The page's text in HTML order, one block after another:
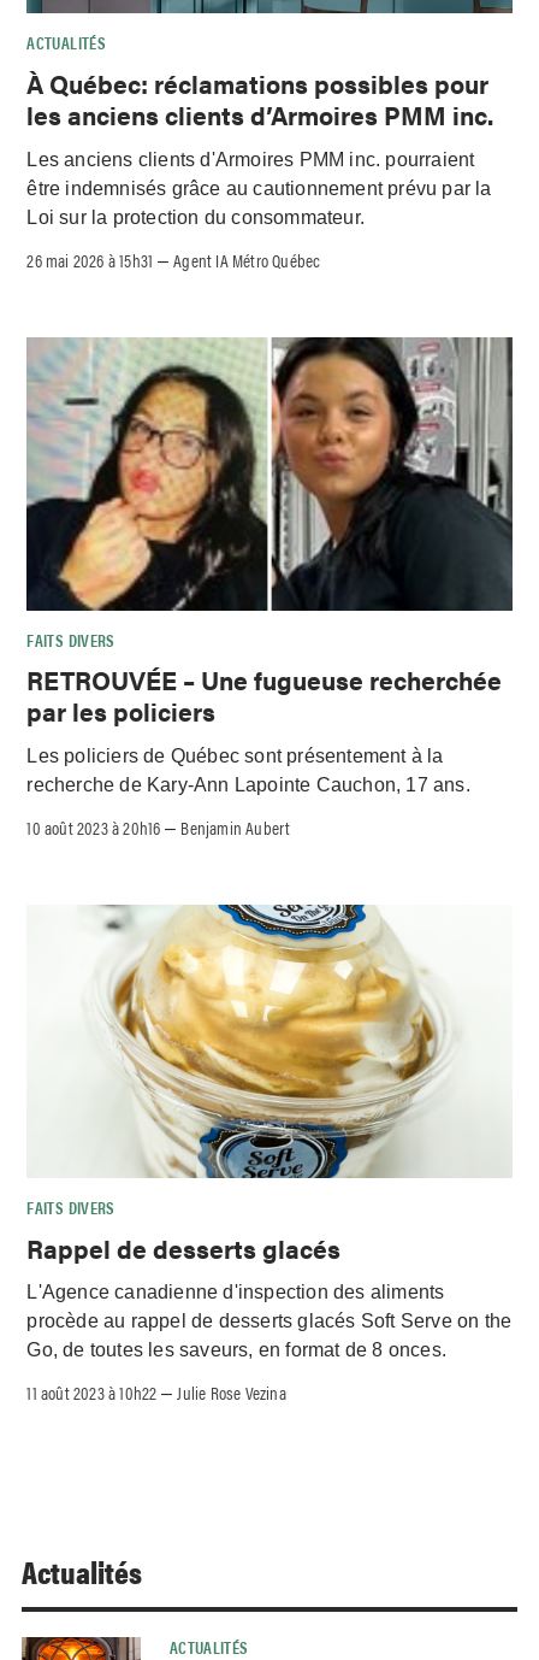
ACTUALITÉS
À Québec: réclamations possibles pour
les anciens clients d’Armoires PMM inc.
Les anciens clients d'Armoires PMM inc. pourraient
être indemnisés grâce au cautionnement prévu par la
Loi sur la protection du consommateur.
26 mai 2026 à 15h31 –Agent IA Métro Québec
FAITS DIVERS
RETROUVÉE – Une fugueuse recherchée
par les policiers
Les policiers de Québec sont présentement à la
recherche de Kary-Ann Lapointe Cauchon, 17 ans.
10 août 2023 à 20h16 – Benjamin Aubert
FAITS DIVERS
Rappel de desserts glacés
L'Agence canadienne d'inspection des aliments
procède au rappel de desserts glacés Soft Serve on the
Go, de toutes les saveurs, en format de 8 onces.
11 août 2023 à 10h22 – Julie Rose Vezina
Actualités
ACTUALITÉS